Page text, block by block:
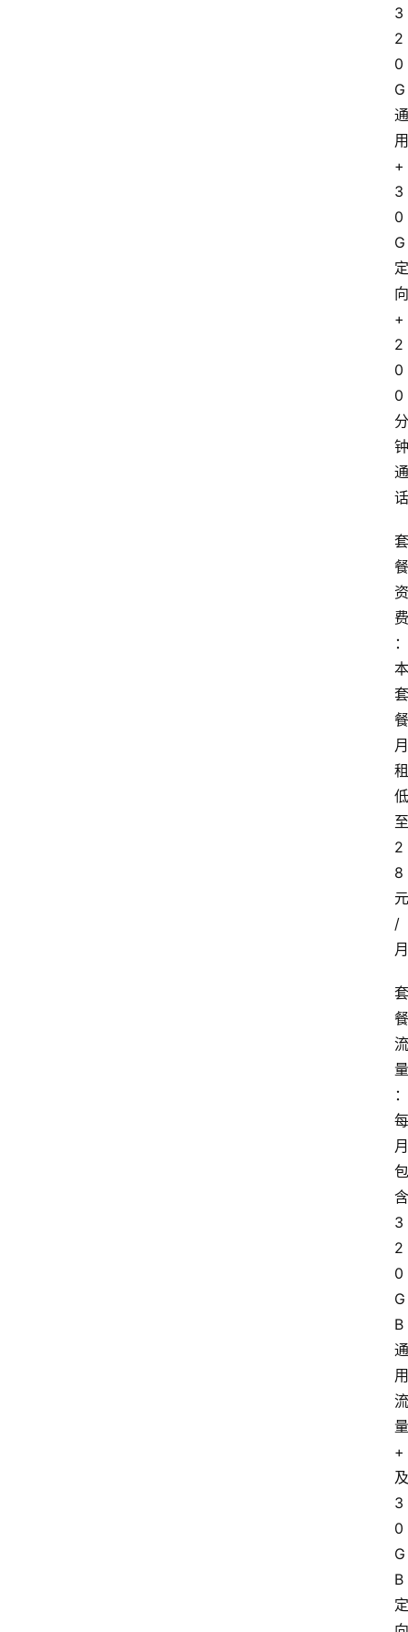
3
2
0
G
通
用
+
3
0
G
定
向
+
2
0
0
分
钟
通
话
套
餐
资
费
：
本
套
餐
月
租
低
至
2
8
元
/
月
套
餐
流
量
：
每
月
包
含
3
2
0
G
B
通
用
流
量
+
及
3
0
G
B
定